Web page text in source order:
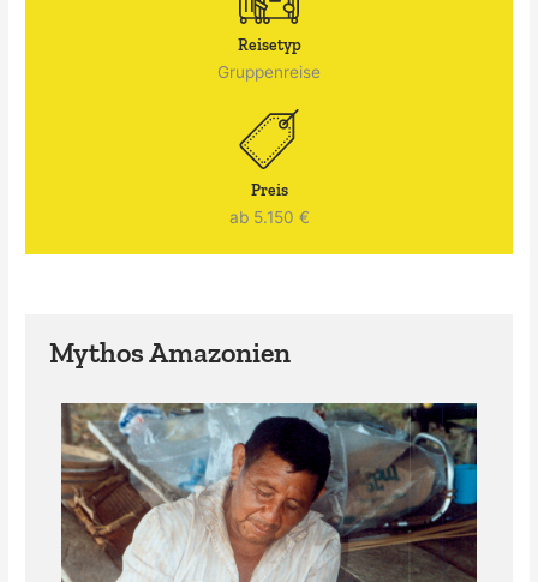
Reisetyp
Gruppenreise
Preis
ab 5.150 €
Mythos Amazonien